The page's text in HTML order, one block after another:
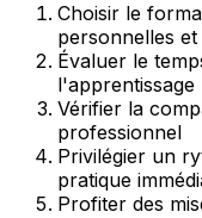
Choisir le
personnelles
Évaluer le
l'apprentissage
Vérifier la
professionnel
Privilégier un
pratique
Profiter des